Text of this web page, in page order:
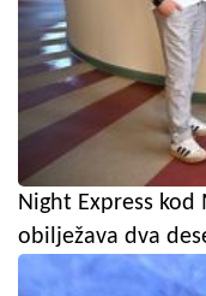
Night Express
obilježava dva